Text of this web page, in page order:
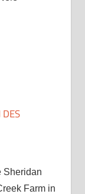
Sheridan
Farm in